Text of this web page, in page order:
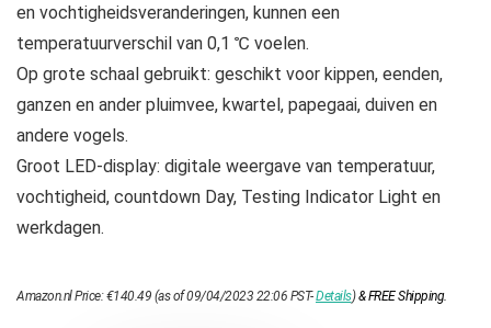
en vochtigheidsveranderingen, kunnen een
temperatuurverschil van 0,1 ℃ voelen.
Op grote schaal gebruikt: geschikt voor kippen, eenden,
ganzen en ander pluimvee, kwartel, papegaai, duiven en
andere vogels.
Groot LED-display: digitale weergave van temperatuur,
vochtigheid, countdown Day, Testing Indicator Light en
werkdagen.
Amazon.nl Price:€140.49 (as of 09/04/2023 22:06 PST-Details)&FREE Shipping.